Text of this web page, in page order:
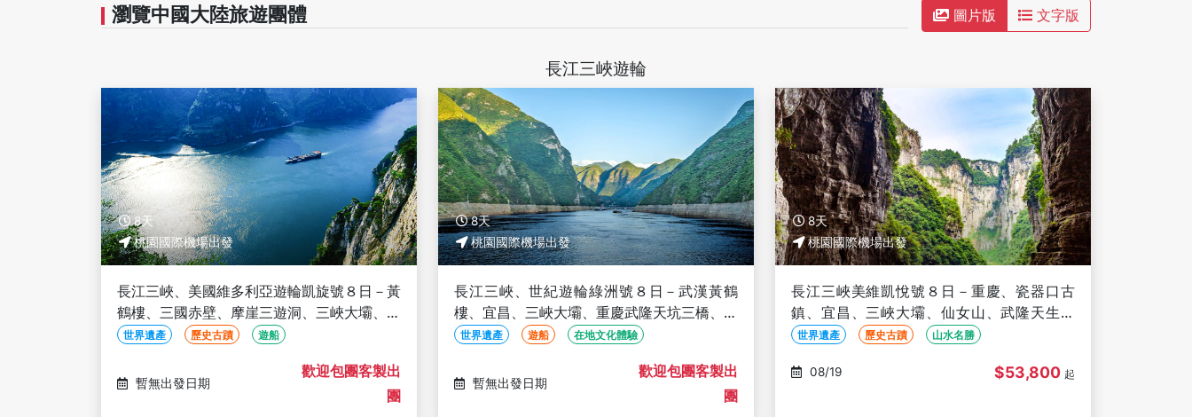
瀏覽中國大陸旅遊團體 圖片版 文字版
長江三峽遊輪
8天
桃園國際機場出發
長江三峽、美國維多利亞遊輪凱旋號８日－黃
鶴樓、三國赤壁、摩崖三遊洞、三峽大壩、重
慶夜賞洪崖洞(文化參訪)
世界遺產 歷史古蹟 遊船
暫無出發日期
歡迎包團客製出
團
8天
桃園國際機場出發
長江三峽、世紀遊輪綠洲號８日－武漢黃鶴
樓、宜昌、三峽大壩、重慶武隆天坑三橋、仙
女山、天星小鎮(文化參訪)
世界遺產 遊船 在地文化體驗
暫無出發日期
歡迎包團客製出
團
8天
桃園國際機場出發
長江三峽美維凱悅號８日－重慶、瓷器口古
鎮、宜昌、三峽大壩、仙女山、武隆天生三
橋、洪崖洞夜景、解放碑步行區(文化參訪)
世界遺產 歷史古蹟 山水名勝
08/19 $53,800 起